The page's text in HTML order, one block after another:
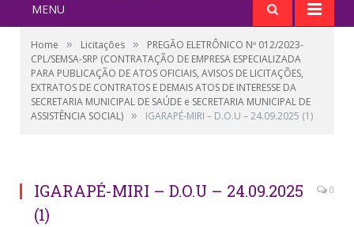
MENU
Home » Licitações »
PREGÃO ELETRÔNICO Nº 012/2023-
CPL/SEMSA-SRP (CONTRATAÇÃO DE EMPRESA ESPECIALIZADA
PARA PUBLICAÇÃO DE ATOS OFICIAIS, AVISOS DE LICITAÇÕES,
EXTRATOS DE CONTRATOS E DEMAIS ATOS DE INTERESSE DA
SECRETARIA MUNICIPAL DE SAÚDE e SECRETARIA MUNICIPAL DE
ASSISTÊNCIA SOCIAL) » IGARAPÉ-MIRI – D.O.U – 24.09.2025 (1)
IGARAPÉ-MIRI – D.O.U – 24.09.2025
(1)
0